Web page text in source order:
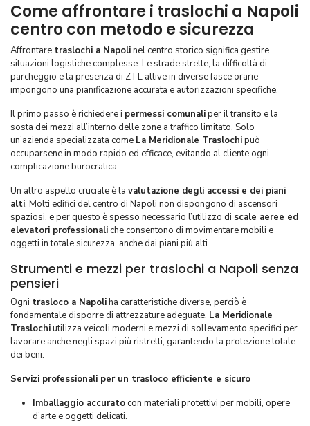
Come affrontare i traslochi a Napoli
centro con metodo e sicurezza
Affrontare traslochi a Napolinel centro storico significa gestire
situazioni logistiche complesse. Le strade strette, la difficoltà di
parcheggio e la presenza di ZTL attive in diverse fasce orarie
impongono una pianificazione accurata e autorizzazioni specifiche.
Il primo passo è richiedere i permessi comunaliper il transito e la
sosta dei mezzi all’interno delle zone a traffico limitato. Solo
un’azienda specializzata come La Meridionale Traslochipuò
occuparsene in modo rapido ed efficace, evitando al cliente ogni
complicazione burocratica.
Un altro aspetto cruciale è la valutazione degli accessi e dei piani
alti. Molti edifici del centro di Napoli non dispongono di ascensori
spaziosi, e per questo è spesso necessario l’utilizzo di scale aeree ed
elevatori professionali che consentono di movimentare mobili e
oggetti in totale sicurezza, anche dai piani più alti.
Strumenti e mezzi per traslochi a Napoli senza
pensieri
Ogni trasloco a Napoliha caratteristiche diverse, perciò è
fondamentale disporre di attrezzature adeguate. La Meridionale
Traslochiutilizza veicoli moderni e mezzi di sollevamento specifici per
lavorare anche negli spazi più ristretti, garantendo la protezione totale
dei beni.
Servizi professionali per un trasloco efficiente e sicuro
Imballaggio accurato con materiali protettivi per mobili, opere
d’arte e oggetti delicati.